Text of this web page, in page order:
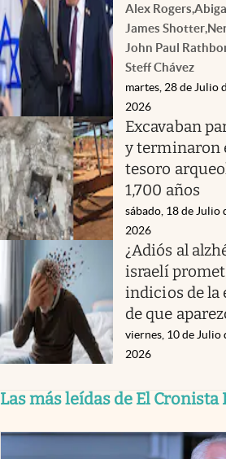
Alex Rogers,
James Shotter,
John Paul
Steff Chávez
martes, 28 de Julio
2026
Excavaban
y terminaron
tesoro
1,700 años
sábado, 18 de Julio
2026
¿Adiós al
israelí
indicios de la
de que
viernes, 10 de Julio
2026
Las más leídas de El Cronista